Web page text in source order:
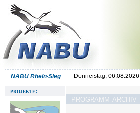
NABU Rhein-Sieg Donnerstag, 06.08.2026
projekte:
programm archiv